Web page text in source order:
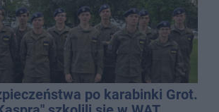
po karabinki Grot.